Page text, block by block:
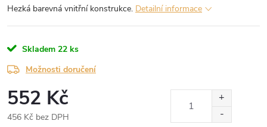
Hezká barevná vnitřní konstrukce. Detailní informace
Skladem 22 ks
Možnosti doručení
552 Kč
456 Kč bez DPH